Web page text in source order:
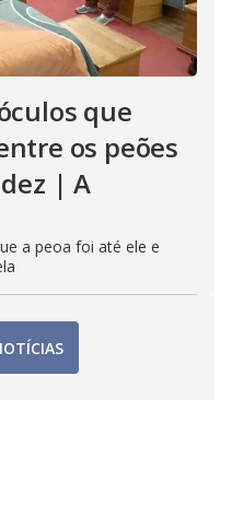
que
os peões
| A
a peoa foi até ele e